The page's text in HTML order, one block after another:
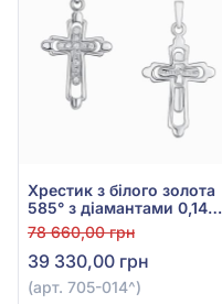
Хрестик з білого золота
585° з діамантами 0,14ct,
арт. 705-014
78 660,00 грн
39 330,00 грн
(арт. 705-014^)